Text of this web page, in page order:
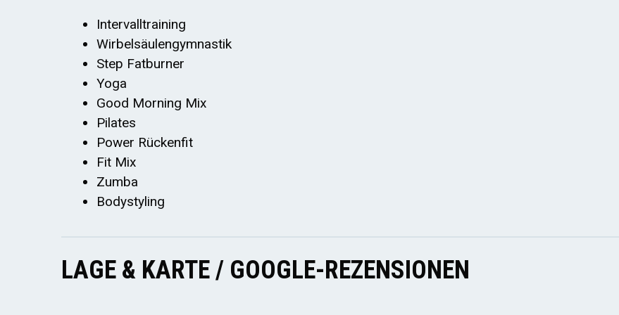
Intervalltraining
Wirbelsäulengymnastik
Step Fatburner
Yoga
Good Morning Mix
Pilates
Power Rückenfit
Fit Mix
Zumba
Bodystyling
LAGE & KARTE / GOOGLE-REZENSIONEN